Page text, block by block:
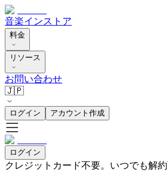
音楽インストア
料金
リソース
お問い合わせ
🇯🇵
ログイン アカウント作成
ログイン
クレジットカード不要。いつでも解約